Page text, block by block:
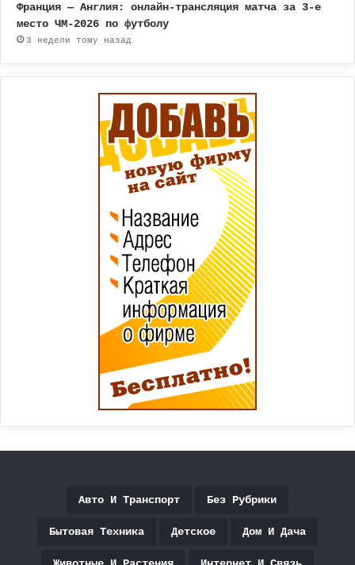
Франция — Англия: онлайн-трансляция матча за 3-е
место ЧМ-2026 по футболу
3 недели тому назад
Авто И Транспорт Без Рубрики
Бытовая Техника Детское Дом И Дача